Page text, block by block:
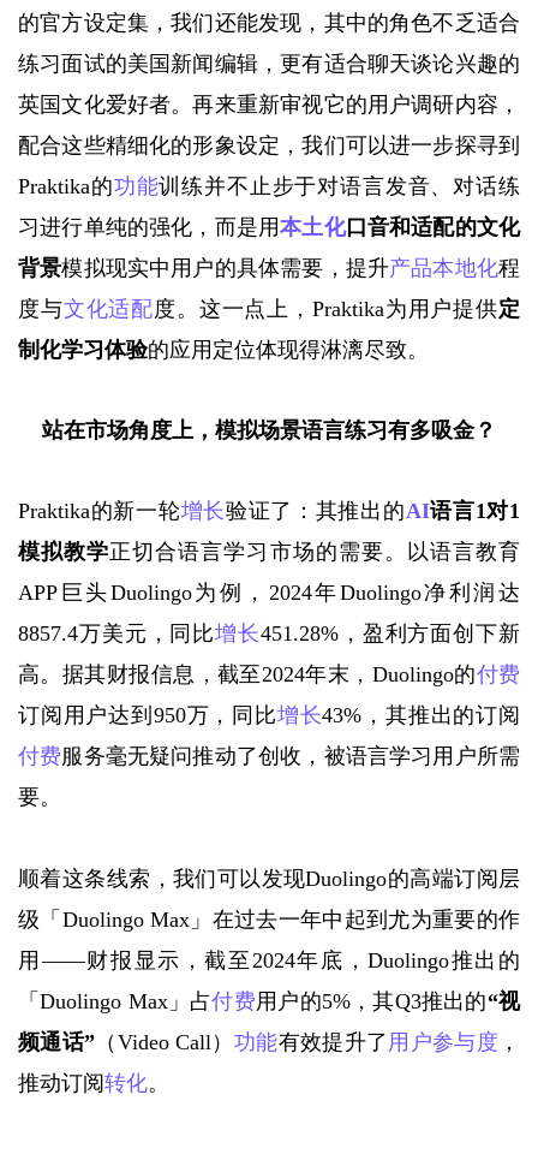
的官方设定集，我们还能发现，其中的角色不乏适合
练习面试的美国新闻编辑，更有适合聊天谈论兴趣的
英国文化爱好者。再来重新审视它的用户调研内容，
配合这些精细化的形象设定，我们可以进一步探寻到
Praktika的功能训练并不止步于对语言发音、对话练
习进行单纯的强化，而是用本土化口音和适配的文化
背景模拟现实中用户的具体需要，提升产品本地化程
度与文化适配度。这一点上， Praktika为用户提供定
制化学习体验的应用定位体现得淋漓尽致。
站在市场角度上， 模拟场景语言练习有多吸金？
Praktika的新一轮增长验证了：其推出的AI语言1对1
模拟教学正切合语言学习市场的需要。以语言教育
APP巨头Duolingo为例，2024年Duolingo净利润达
8857.4万美元，同比增长451.28%，盈利方面创下新
高。据其财报信息，截至2024年末，Duolingo的付费
订阅用户达到950万，同比增长43%，其推出的订阅
付费服务毫无疑问推动了创收，被语言学习用户所需
要。
顺着这条线索，我们可以发现Duolingo的高端订阅层
级「Duolingo Max」在过去一年中起到尤为重要的作
用——财报显示，截至2024年底，Duolingo推出的
「Duolingo Max」占付费用户的5%，其Q3推出的“视
频通话” （ Video Call） 功能有效提升了 用户参与度 ，
推动订阅转化。